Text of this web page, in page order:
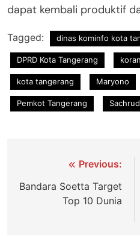
dapat kembali produktif
Tagged: dinas kominfo kota
DPRD Kota Tangerang
kota tangerang Maryono
Pemkot Tangerang
Navigasi
pos
Previous:
Bandara Soetta Target
Top 10 Dunia